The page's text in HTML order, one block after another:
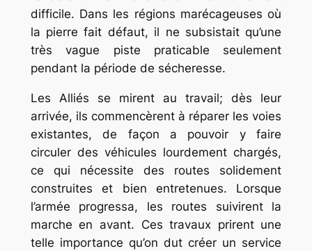
difficile. Dans les régions marécageuses où
la pierre fait défaut, il ne subsistait qu’une
très vague piste praticable seulement
pendant la période de sécheresse.
Les Alliés se mirent au travail; dès leur
arrivée, ils commencèrent à réparer les voies
existantes, de façon a pouvoir y faire
circuler des véhicules lourdement chargés,
ce qui nécessite des routes solidement
construites et bien entretenues. Lorsque
l’armée progressa, les routes suivirent la
marche en avant. Ces travaux prirent une
telle importance qu’on dut créer un service